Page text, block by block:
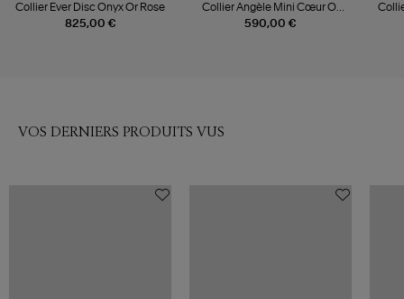
825,00 €
Collier Ever Disc Onyx Or Rose
590,00 €
Collier Angèle Mini Cœur Or
Rose Onyx
VOS DERNIERS PRODUITS VUS